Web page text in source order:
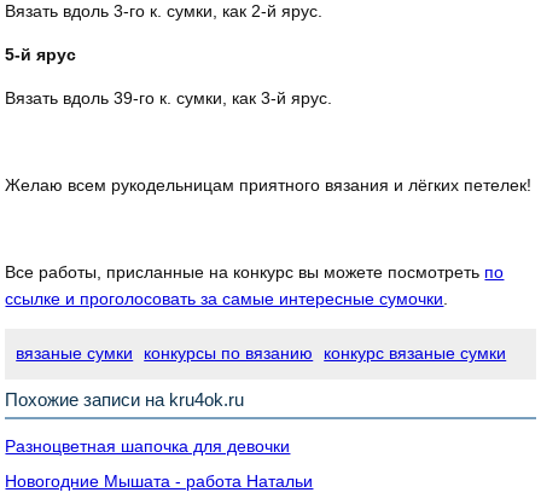
Вязать вдоль 3-го к. сумки, как 2-й ярус.
5-й ярус
Вязать вдоль 39-го к. сумки, как 3-й ярус.
Желаю всем рукодельницам приятного вязания и лёгких петелек!
Все работы, присланные на конкурс вы можете посмотреть по
ссылке и проголосовать за самые интересные сумочки
вязаные сумки конкурсы по вязанию конкурс вязаные сумки
Похожие записи на kru4ok.ru
Разноцветная шапочка для девочки
Новогодние Мышата - работа Натальи